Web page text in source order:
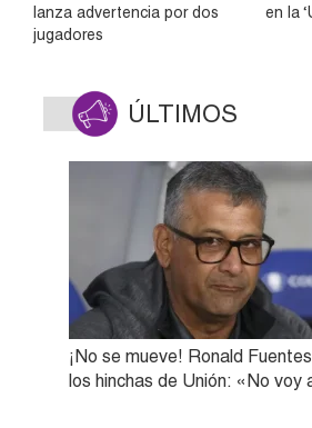
lanza advertencia por dos
jugadores
en la
ÚLTIMOS
¡No se mueve! Ronald
los hinchas de Unión: «No voy